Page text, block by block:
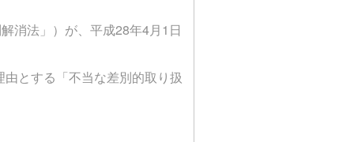
消法」）が、平成28年4月1日
とする「不当な差別的取り扱